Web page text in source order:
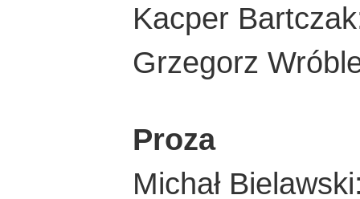
Kacper
Grzegorz
Proza
Michał